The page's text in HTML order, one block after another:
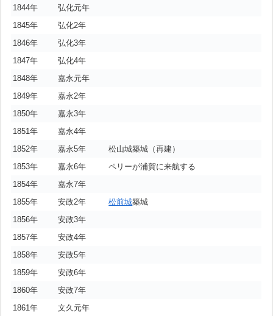
1844年
弘化元年
1845年
弘化2年
1846年
弘化3年
1847年
弘化4年
1848年
嘉永元年
1849年
嘉永2年
1850年
嘉永3年
1851年
嘉永4年
1852年
嘉永5年
松山城築城（再建）
1853年
嘉永6年
ペリーが浦賀に来航する
1854年
嘉永7年
1855年
安政2年 松前城築城
1856年
安政3年
1857年
安政4年
1858年
安政5年
1859年
安政6年
1860年
安政7年
1861年
文久元年